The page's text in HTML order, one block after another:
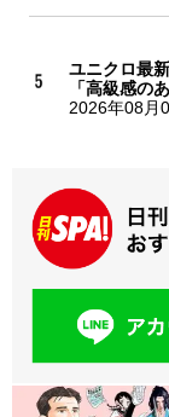
ユニクロ最
「高級感の
2026年08月